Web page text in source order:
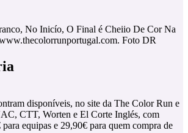
No Inicío, O Final é Cheiio De Cor Na
Foto DR
disponíveis, no site da The Color Run e
CTT, Worten e El Corte Inglés, com
equipas e 29,90€ para quem compra de